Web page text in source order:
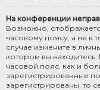
На конференции
Возможно,
часовому поясу, а не к
случае измените в
котором вы находитесь:
часовой пояс, как и
зарегистрированные
зарегистрированы, то